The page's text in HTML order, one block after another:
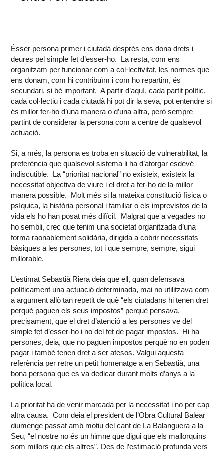
Ésser persona primer i ciutadà després ens dona drets i
deures pel simple fet d’esser-ho. La resta, com ens
organitzam per funcionar com a col·lectivitat, les normes que
ens donam, com hi contribuïm i com ho repartim, és
secundari, si bé important. A partir d’aquí, cada partit polític,
cada col·lectiu i cada ciutadà hi pot dir la seva, pot entendre si
és millor fer-ho d’una manera o d’una altra, però sempre
partint de considerar la persona com a centre de qualsevol
actuació.
Si, a més, la persona es troba en situació de vulnerabilitat, la
preferència que qualsevol sistema li ha d’atorgar esdevé
indiscutible. La “prioritat nacional” no existeix, existeix la
necessitat objectiva de viure i el dret a fer-ho de la millor
manera possible. Molt més si la mateixa constitució física o
psíquica, la història personal i familiar o els imprevistos de la
vida els ho han posat més difícil. Malgrat que a vegades no
ho sembli, crec que tenim una societat organitzada d’una
forma raonablement solidària, dirigida a cobrir necessitats
bàsiques a les persones, tot i que sempre, sempre, sigui
millorable.
L’estimat Sebastià Riera deia que ell, quan defensava
políticament una actuació determinada, mai no utilitzava com
a argument allò tan repetit de què “els ciutadans hi tenen dret
perquè paguen els seus impostos” perquè pensava,
precisament, que el dret d’atenció a les persones ve del
simple fet d’esser-ho i no del fet de pagar impostos. Hi ha
persones, deia, que no paguen impostos perquè no en poden
pagar i també tenen dret a ser atesos. Valgui aquesta
referència per retre un petit homenatge a en Sebastià, una
bona persona que es va dedicar durant molts d’anys a la
política local.
La prioritat ha de venir marcada per la necessitat i no per cap
altra causa. Com deia el president de l’Obra Cultural Balear
diumenge passat amb motiu del cant de La Balanguera a la
Seu, “el nostre no és un himne que digui que els mallorquins
som millors que els altres”. Des de l’estimació profunda vers